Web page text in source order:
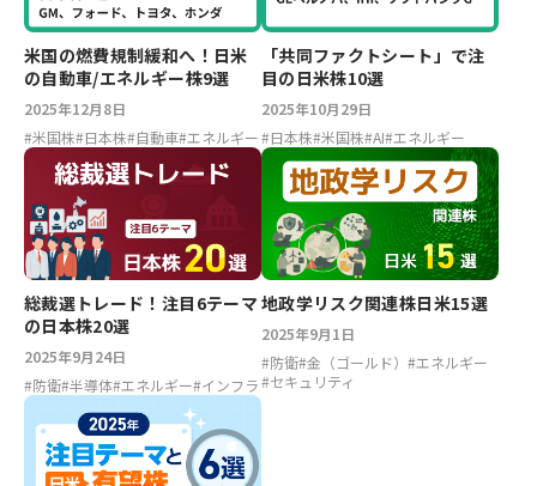
米国の燃費規制緩和へ！日米
の自動車/エネルギー株9選
2025年12月8日
#米国株#日本株#自動車#エネルギー
「共同ファクトシート」で注
目の日米株10選
2025年10月29日
#日本株#米国株#AI#エネルギー
総裁選トレード！注目6テーマ
の日本株20選
2025年9月24日
#防衛#半導体#エネルギー#インフラ
地政学リスク関連株日米15選
2025年9月1日
#防衛#金（ゴールド） #エネルギー
#セキュリティ